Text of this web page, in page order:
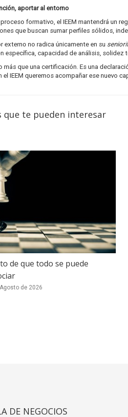
aportar al entorno
proceso formativo, el IEEM mantendrá un
que buscan sumar perfiles sólidos,
externo no radica únicamente en su
específica, capacidad de análisis, solidez
más que una certificación. Es una
el IEEM queremos acompañar ese nuevo
que te pueden interesar
de que todo se puede
de 2026
DE NEGOCIOS